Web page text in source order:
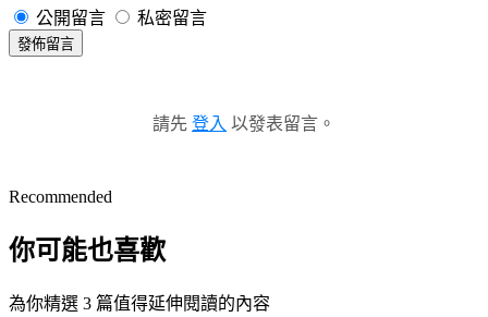
公開留言 私密留言
發佈留言
請先 登入 以發表留言。
Recommended
你可能也喜歡
為你精選 3 篇值得延伸閱讀的內容